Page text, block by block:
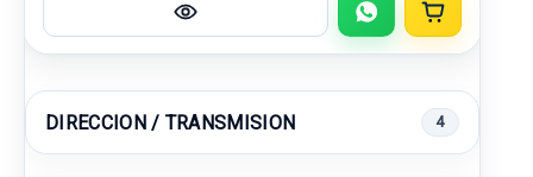
DIRECCION / TRANSMISION 4